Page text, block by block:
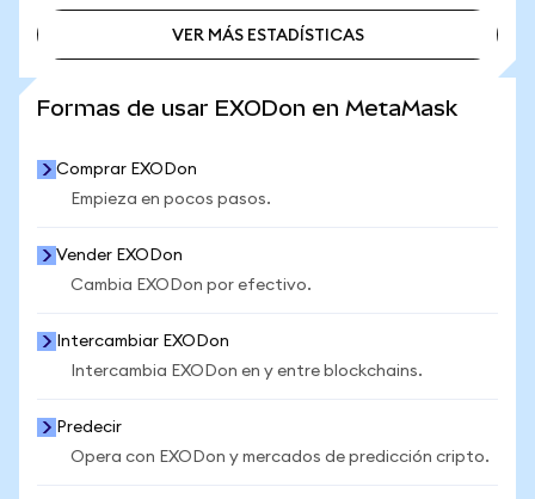
VER MÁS ESTADÍSTICAS
Formas de usar EXODon en MetaMask
Comprar EXODon
Empieza en pocos pasos.
Vender EXODon
Cambia EXODon por efectivo.
Intercambiar EXODon
Intercambia EXODon en y entre blockchains.
Predecir
Opera con EXODon y mercados de predicción cripto.